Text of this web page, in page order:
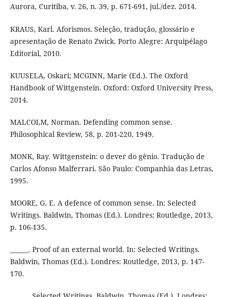
Aurora, Curitiba, v. 26, n. 39, p. 671-691, jul./dez. 2014.
KRAUS, Karl. Aforismos. Seleção, tradução, glossário e
apresentação de Renato Zwick. Porto Alegre: Arquipélago
Editorial, 2010.
KUUSELA, Oskari; MCGINN, Marie (Ed.). The Oxford
Handbook of Wittgenstein. Oxford: Oxford University Press,
2014.
MALCOLM, Norman. Defending common sense.
Philosophical Review, 58, p. 201-220, 1949.
MONK, Ray. Wittgenstein: o dever do gênio. Tradução de
Carlos Afonso Malferrari. São Paulo: Companhia das Letras,
1995.
MOORE, G. E. A defence of common sense. In: Selected
Writings. Baldwin, Thomas (Ed.). Londres: Routledge, 2013,
p. 106-135.
______. Proof of an external world. In: Selected Writings.
Baldwin, Thomas (Ed.). Londres: Routledge, 2013, p. 147-
170.